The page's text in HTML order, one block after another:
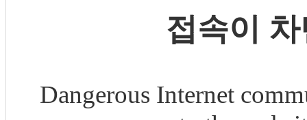
접속이
Dangerous Internet